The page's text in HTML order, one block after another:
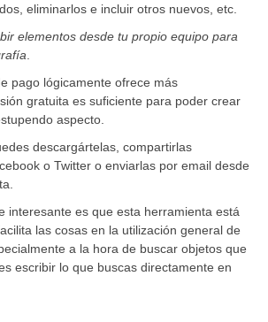
eliminarlos e incluir otros nuevos, etc.
elementos desde tu propio equipo para
pago lógicamente ofrece más
gratuita es suficiente para poder crear
aspecto.
descargártelas, compartirlas
o Twitter o enviarlas por email desde
interesante es que esta herramienta está
las cosas en la utilización general de
a la hora de buscar objetos que
escribir lo que buscas directamente en